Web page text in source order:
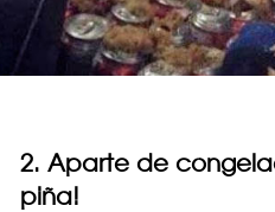
2. Aparte de
piña!